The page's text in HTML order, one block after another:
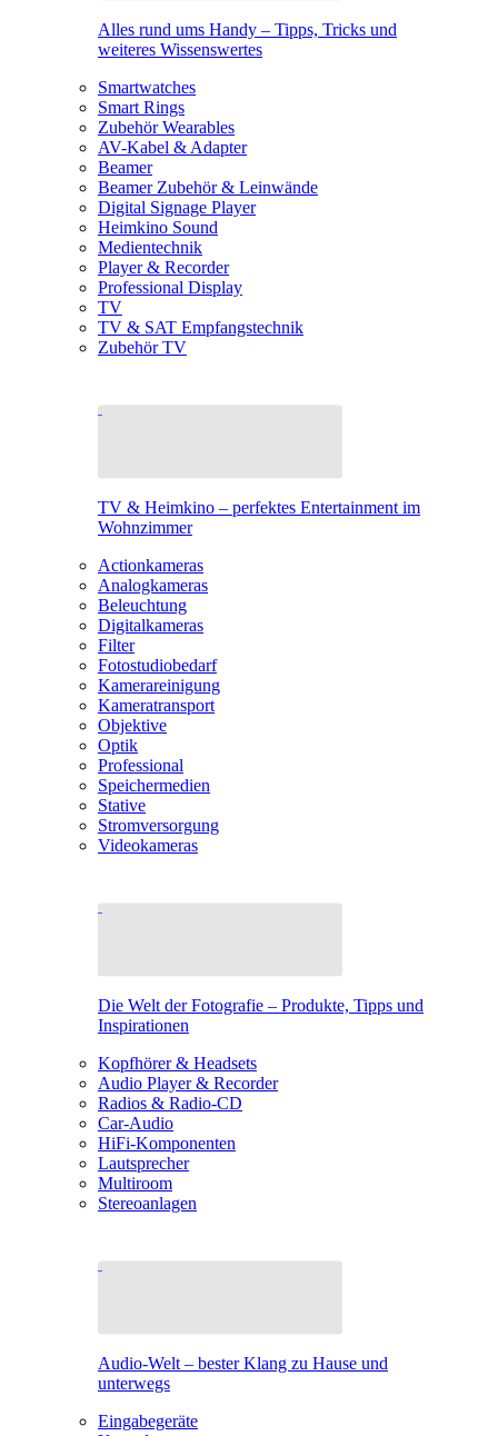
Alles rund ums Handy – Tipps, Tricks und
weiteres Wissenswertes
Smartwatches
Smart Rings
Zubehör Wearables
AV-Kabel & Adapter
Beamer
Beamer Zubehör & Leinwände
Digital Signage Player
Heimkino Sound
Medientechnik
Player & Recorder
Professional Display
TV
TV & SAT Empfangstechnik
Zubehör TV
TV & Heimkino – perfektes Entertainment im
Wohnzimmer
Actionkameras
Analogkameras
Beleuchtung
Digitalkameras
Filter
Fotostudiobedarf
Kamerareinigung
Kameratransport
Objektive
Optik
Professional
Speichermedien
Stative
Stromversorgung
Videokameras
Die Welt der Fotografie – Produkte, Tipps und
Inspirationen
Kopfhörer & Headsets
Audio Player & Recorder
Radios & Radio-CD
Car-Audio
HiFi-Komponenten
Lautsprecher
Multiroom
Stereoanlagen
Audio-Welt – bester Klang zu Hause und
unterwegs
Eingabegeräte